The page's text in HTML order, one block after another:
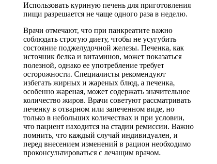
Использовать куриную печень для приготовления
пищи разрешается не чаще одного раза в неделю.
Врачи отмечают, что при панкреатите важно
соблюдать строгую диету, чтобы не усугубить
состояние поджелудочной железы. Печенка, как
источник белка и витаминов, может показаться
полезной, однако ее употребление требует
осторожности. Специалисты рекомендуют
избегать жирных и жареных блюд, а печенка,
особенно жареная, может содержать значительное
количество жиров. Врачи советуют рассматривать
печенку в отварном или запеченном виде, но
только в небольших количествах и при условии,
что пациент находится на стадии ремиссии. Важно
помнить, что каждый случай индивидуален, и
перед внесением изменений в рацион необходимо
проконсультироваться с лечащим врачом.